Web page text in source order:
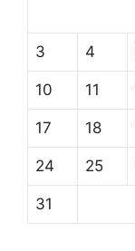
3 4
10 11
17 18
24 25
31